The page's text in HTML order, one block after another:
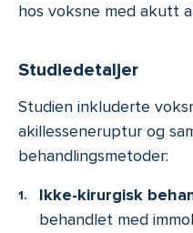
hos voksne med akutt
Studiedetaljer
Studien inkluderte
akillesseneruptur og
behandlingsmetoder:
Ikke-kirurgisk
behandlet med